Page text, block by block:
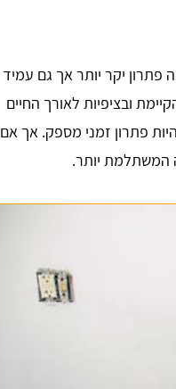
יקר יותר אך גם עמיד
ובציפיות לאורך החיים
פתרון זמני מספק. אך אם
המשתלמת יותר.